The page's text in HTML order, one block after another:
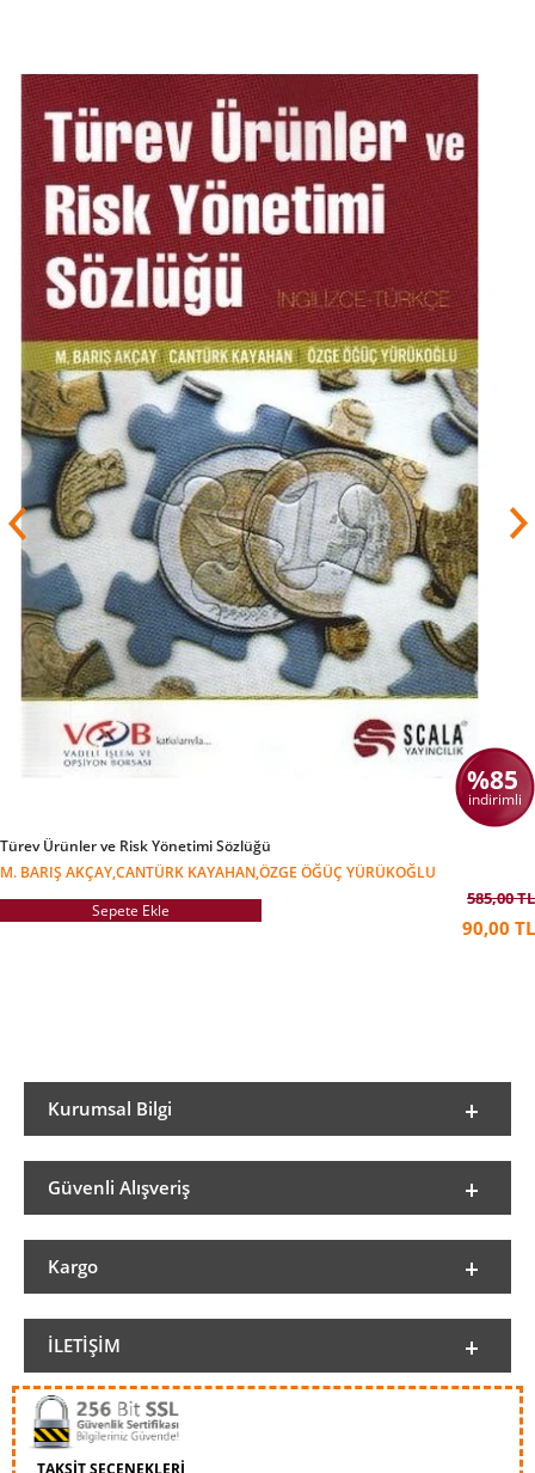
%85
indirimli
Türev Ürünler ve Risk Yönetimi Sözlüğü
M. BARIŞ AKÇAY,CANTÜRK KAYAHAN,ÖZGE ÖĞÜÇ YÜRÜKOĞLU
Sepete Ekle
585,00 TL
90,00 TL
Kurumsal Bilgi
Güvenli Alışveriş
Kargo
İLETIŞIM